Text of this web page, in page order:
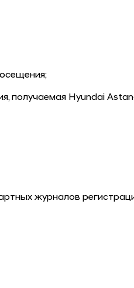
получаемая Hyundai
журналов